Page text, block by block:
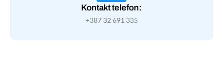
Kontakt telefon:
+387 32 691 335